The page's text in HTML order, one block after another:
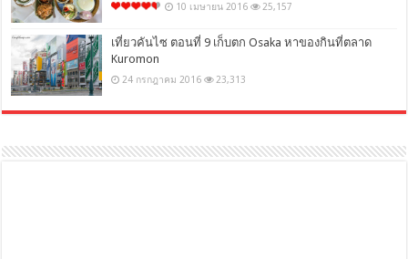
10 เมษายน 2016 25,157
เที่ยวคันไซ ตอนที่ 9 เก็บตก Osaka หาของกินที่ตลาด
Kuromon
24 กรกฎาคม 2016 23,313